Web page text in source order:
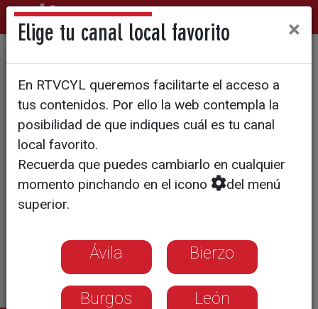
Herrera califica de 'asco' el
olvido a las víctimas en el
comunicado de ETA
Nada en el nuevo comunicado de
ETA induce a pensar en su derrota
de una serie de objetivos y
pretensiones políticos
Elige tu canal local favorito ×
En RTVCYL queremos facilitarte el acceso a
tus contenidos. Por ello la web contempla la
posibilidad de que indiques cuál es tu canal
local favorito.
Recuerda que puedes cambiarlo en cualquier
momento pinchando en el icono
del menú
superior.
Ávila Bierzo
Burgos León